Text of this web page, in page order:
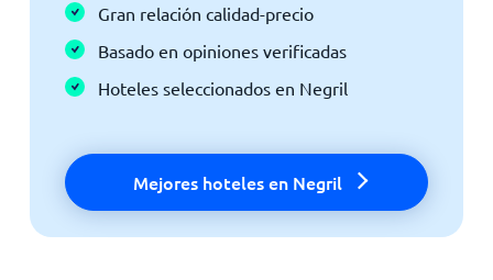
Gran relación calidad-precio
Basado en opiniones verificadas
Hoteles seleccionados en Negril
Mejores hoteles en Negril